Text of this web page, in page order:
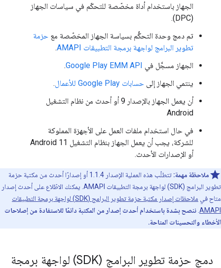
الجهاز باستخدام أداة مخصّصة للتحكّم في سياسات الجهاز
(DPC).
تم دمج وحدة التحكُّم بسياسة الجهاز المخصّصة مع حزمة
تطوير البرامج لواجهة برمجة التطبيقات AMAPI
.
الجهاز مسجَّل في Google Play EMM API
.
ينتمي الجهاز إلى حسابات Google Play للأعمال
.
أن يعمل الجهاز بالإصدار 9 أو أحدث من نظام التشغيل
Android
في حال استخدام ملفات العمل على الأجهزة المملوكة
للشركة، يجب أن يعمل الجهاز بنظام التشغيل Android 11
أو الإصدارات الأحدث.
ملاحظة مهمة:
تتطلّب هذه العملية الإصدار 1.1.4 أو إصدارًا أحدث من مكتبة حزمة
تطوير البرامج (SDK) لواجهة برمجة التطبيقات AMAPI. يمكنك الاطّلاع على أحدث إصدار
متاح في
ملاحظات إصدار مكتبة حزمة تطوير البرامج (SDK) لواجهة برمجة التطبيقات
AMAPI ننصح بشدة باستخدام أحدث إصدار من المكتبة دائمًا للاستفادة من إصلاحات
الأخطاء والتحسينات المتاحة.
دمج حزمة تطوير البرامج (SDK) لواجهة برمجة